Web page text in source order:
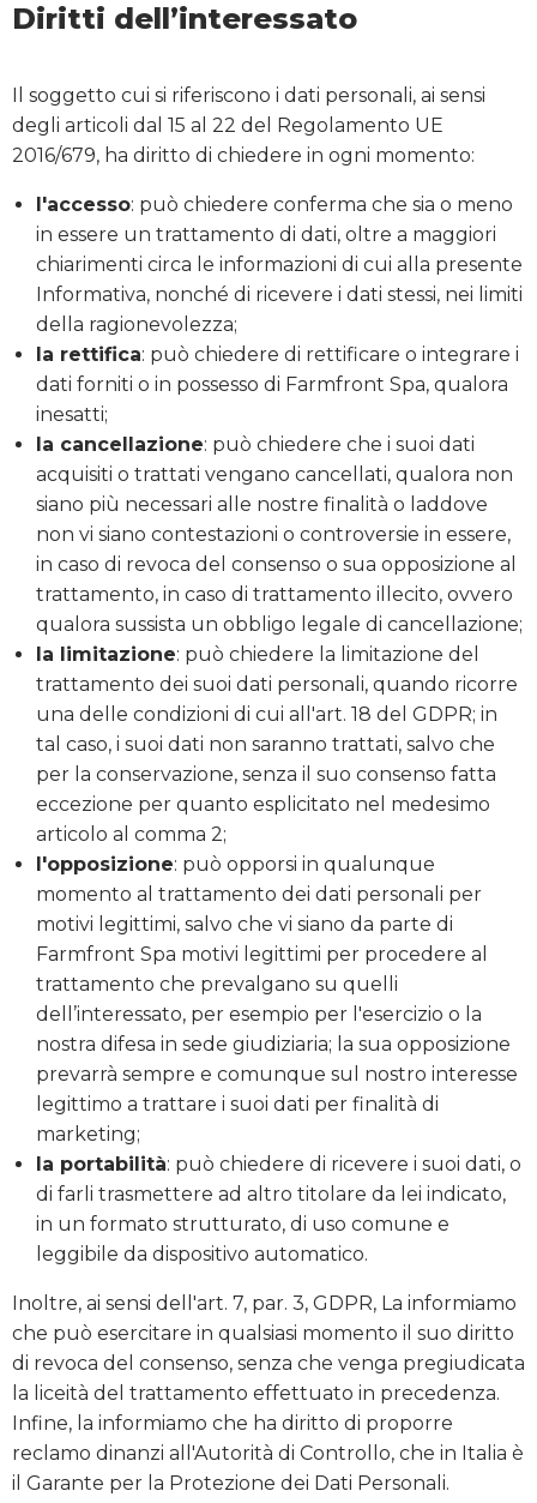
Diritti dell’interessato
Il soggetto cui si riferiscono i dati personali, ai sensi
degli articoli dal 15 al 22 del Regolamento UE
2016/679, ha diritto di chiedere in ogni momento:
l'accesso: può chiedere conferma che sia o meno
in essere un trattamento di dati, oltre a maggiori
chiarimenti circa le informazioni di cui alla presente
Informativa, nonché di ricevere i dati stessi, nei limiti
della ragionevolezza;
la rettifica: può chiedere di rettificare o integrare i
dati forniti o in possesso di Farmfront Spa, qualora
inesatti;
la cancellazione: può chiedere che i suoi dati
acquisiti o trattati vengano cancellati, qualora non
siano più necessari alle nostre finalità o laddove
non vi siano contestazioni o controversie in essere,
in caso di revoca del consenso o sua opposizione al
trattamento, in caso di trattamento illecito, ovvero
qualora sussista un obbligo legale di cancellazione;
la limitazione: può chiedere la limitazione del
trattamento dei suoi dati personali, quando ricorre
una delle condizioni di cui all'art. 18 del GDPR; in
tal caso, i suoi dati non saranno trattati, salvo che
per la conservazione, senza il suo consenso fatta
eccezione per quanto esplicitato nel medesimo
articolo al comma 2;
l'opposizione: può opporsi in qualunque
momento al trattamento dei dati personali per
motivi legittimi, salvo che vi siano da parte di
Farmfront Spa motivi legittimi per procedere al
trattamento che prevalgano su quelli
dell’interessato, per esempio per l'esercizio o la
nostra difesa in sede giudiziaria; la sua opposizione
prevarrà sempre e comunque sul nostro interesse
legittimo a trattare i suoi dati per finalità di
marketing;
la portabilità: può chiedere di ricevere i suoi dati, o
di farli trasmettere ad altro titolare da lei indicato,
in un formato strutturato, di uso comune e
leggibile da dispositivo automatico.
Inoltre, ai sensi dell'art. 7, par. 3, GDPR, La informiamo
che può esercitare in qualsiasi momento il suo diritto
di revoca del consenso, senza che venga pregiudicata
la liceità del trattamento effettuato in precedenza.
Infine, la informiamo che ha diritto di proporre
reclamo dinanzi all'Autorità di Controllo, che in Italia è
il Garante per la Protezione dei Dati Personali.